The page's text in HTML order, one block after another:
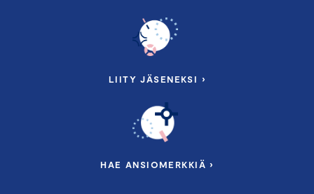
LIITY JÄSENEKSI ›
HAE ANSIOMERKKIÄ ›